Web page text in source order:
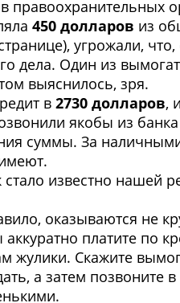
правоохранительных
450 долларов из
угрожали,
дела. Один из
выяснилось, зря.
в 2730 долларов,
якобы из
суммы. За
стало известно нашей
оказываются не
платите по
жулики. Скажите
а затем